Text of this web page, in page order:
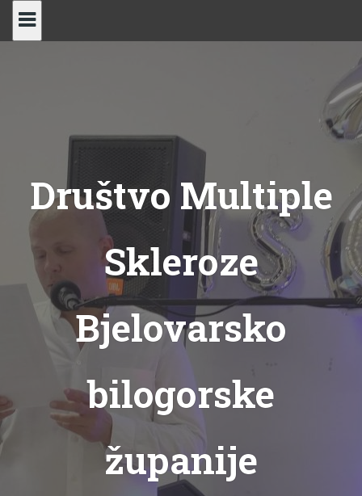
Skip
Društvo Multiple
Skleroze
Bjelovarsko
bilogorske
županije